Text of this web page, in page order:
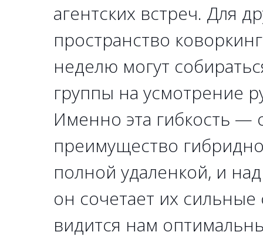
агентских встреч. Для
пространство
неделю могут
группы на усмотрение
Именно эта гибкость —
преимущество
полной удаленкой, и
он сочетает их
видится нам